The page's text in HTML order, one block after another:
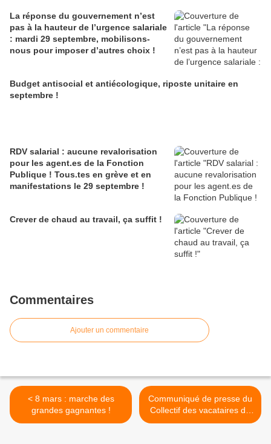
La réponse du gouvernement n’est
pas à la hauteur de l’urgence salariale
: mardi 29 septembre, mobilisons-
nous pour imposer d’autres choix !
Budget antisocial et antiécologique, riposte unitaire en
septembre !
RDV salarial : aucune revalorisation
pour les agent.es de la Fonction
Publique ! Tous.tes en grève et en
manifestations le 29 septembre !
Crever de chaud au travail, ça suffit !
Commentaires
Ajouter un commentaire
< 8 mars : marche des
grandes gagnantes !
Communiqué de presse du
Collectif des vacataires de
Paris Musées au 14 février